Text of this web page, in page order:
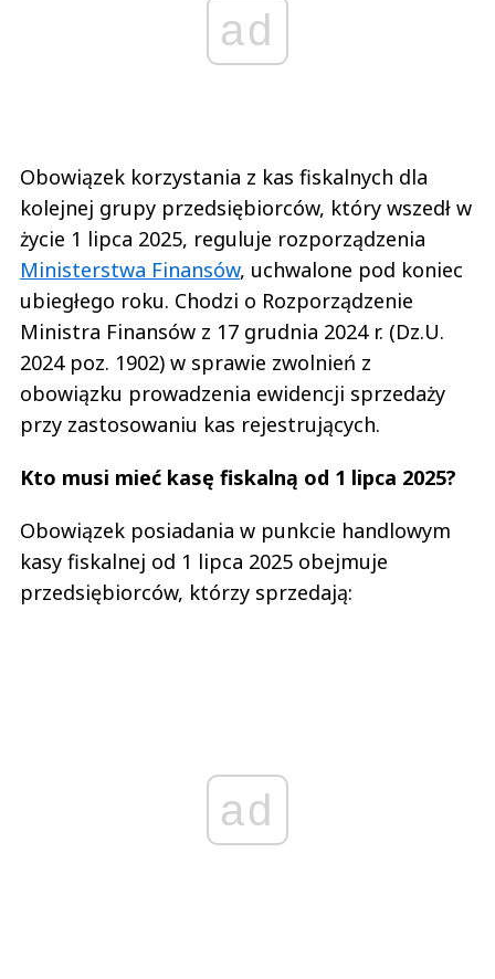
ad
Obowiązek korzystania z kas fiskalnych dla
kolejnej grupy przedsiębiorców, który wszedł w
życie 1 lipca 2025, reguluje rozporządzenia
Ministerstwa Finansów, uchwalone pod koniec
ubiegłego roku. Chodzi o Rozporządzenie
Ministra Finansów z 17 grudnia 2024 r. (Dz.U.
2024 poz. 1902) w sprawie zwolnień z
obowiązku prowadzenia ewidencji sprzedaży
przy zastosowaniu kas rejestrujących.
Kto musi mieć kasę fiskalną od 1 lipca 2025?
Obowiązek posiadania w punkcie handlowym
kasy fiskalnej od 1 lipca 2025 obejmuje
przedsiębiorców, którzy sprzedają:
ad